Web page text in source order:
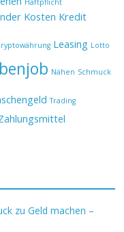
Haftpflicht
Kosten Kredit
Leasing Lotto
Nähen Schmuck
Trading
zu Geld machen –